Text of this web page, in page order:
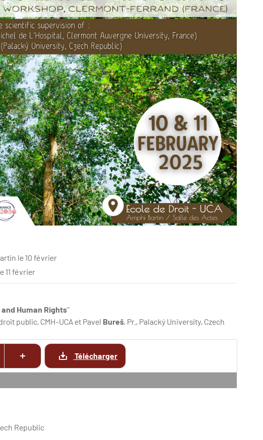
le 10 février
11 février
Human Rights"
public, CMH-UCA et Pavel Bureš, Pr., Palacký University, Czech
Télécharger
Republic